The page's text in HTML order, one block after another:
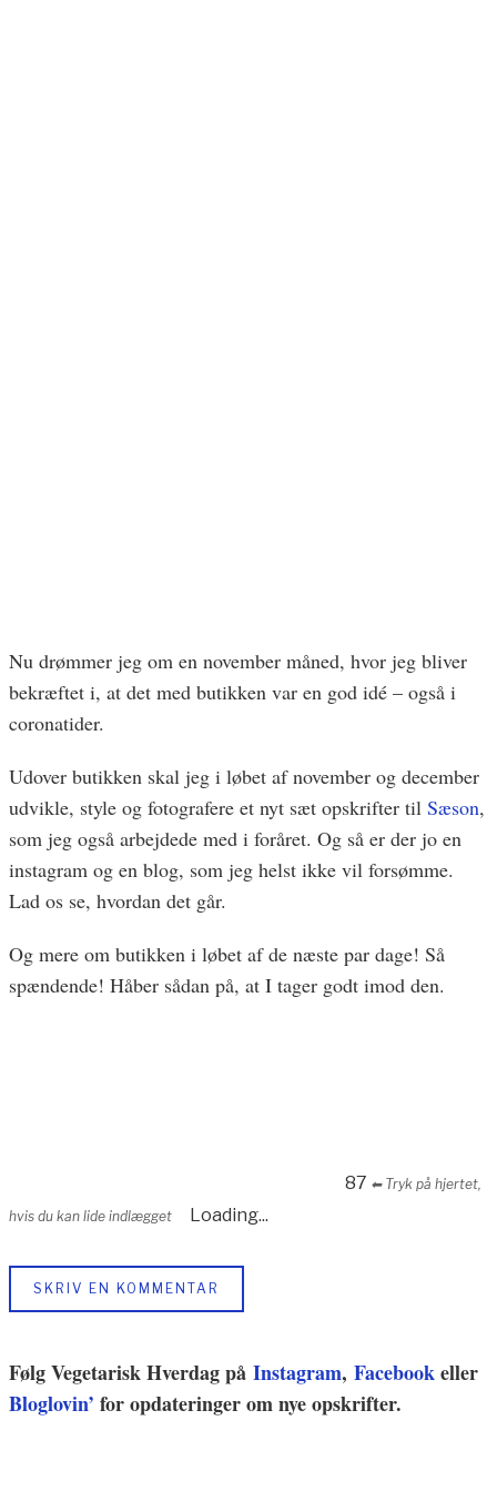
Nu drømmer jeg om en november måned, hvor jeg bliver
bekræftet i, at det med butikken var en god idé – også i
coronatider.
Udover butikken skal jeg i løbet af november og december
udvikle, style og fotografere et nyt sæt opskrifter til Sæson,
som jeg også arbejdede med i foråret. Og så er der jo en
instagram og en blog, som jeg helst ikke vil forsømme.
Lad os se, hvordan det går.
Og mere om butikken i løbet af de næste par dage! Så
spændende! Håber sådan på, at I tager godt imod den.
87 ⬅︎ Tryk på hjertet,
hvis du kan lide indlægget
Loading...
SKRIV EN KOMMENTAR
Følg Vegetarisk Hverdag på Instagram, Facebookeller
Bloglovin’ for opdateringer om nye opskrifter.